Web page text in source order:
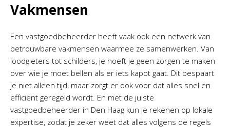
Vakmensen
Een vastgoedbeheerder heeft vaak ook een netwerk van
betrouwbare vakmensen waarmee ze samenwerken. Van
loodgieters tot schilders, je hoeft je geen zorgen te maken
over wie je moet bellen als er iets kapot gaat. Dit bespaart
je niet alleen tijd, maar zorgt er ook voor dat alles snel en
efficiënt geregeld wordt. En met de juiste
vastgoedbeheerder in Den Haag kun je rekenen op lokale
expertise, zodat je zeker weet dat alles volgens de regels